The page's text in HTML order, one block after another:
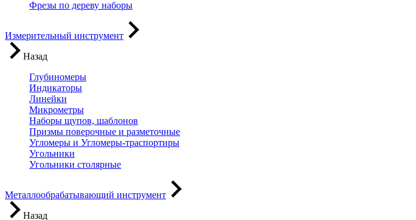
Фрезы по дереву наборы
Измерительный инструмент
Назад
Глубиномеры
Индикаторы
Линейки
Микрометры
Наборы щупов, шаблонов
Призмы поверочные и разметочные
Угломеры и Угломеры-траспортиры
Угольники
Угольники столярные
Металлообрабатывающий инструмент
Назад